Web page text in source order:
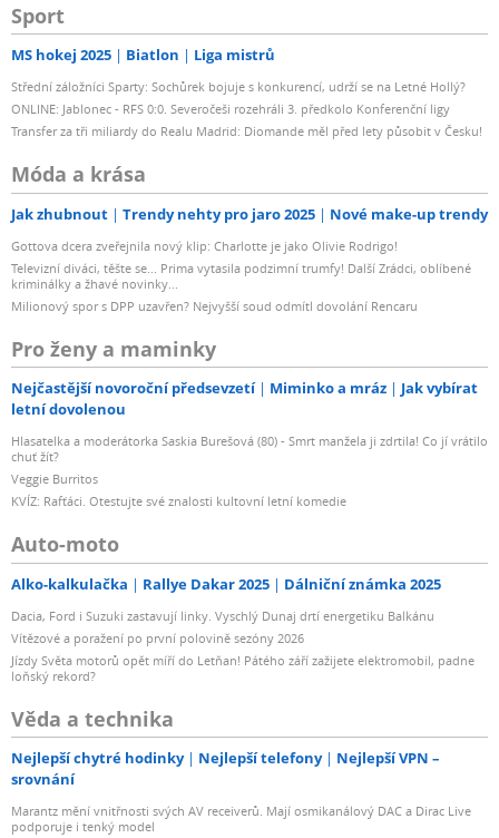
Sport
MS hokej 2025 Biatlon Liga mistrů
Střední záložníci Sparty: Sochůrek bojuje s konkurencí, udrží se na Letné Hollý?
ONLINE: Jablonec - RFS 0:0. Severočeši rozehráli 3. předkolo Konferenční ligy
Transfer za tři miliardy do Realu Madrid: Diomande měl před lety působit v Česku!
Móda a krása
Jak zhubnout Trendy nehty pro jaro 2025 Nové make-up trendy
Gottova dcera zveřejnila nový klip: Charlotte je jako Olivie Rodrigo!
Televizní diváci, těšte se... Prima vytasila podzimní trumfy! Další Zrádci, oblíbené
kriminálky a žhavé novinky...
Milionový spor s DPP uzavřen? Nejvyšší soud odmítl dovolání Rencaru
Pro ženy a maminky
Nejčastější novoroční předsevzetí Miminko a mráz
Jak vybírat
letní dovolenou
Hlasatelka a moderátorka Saskia Burešová (80) - Smrt manžela ji zdrtila! Co jí vrátilo
chuť žít?
Veggie Burritos
KVÍZ: Rafťáci. Otestujte své znalosti kultovní letní komedie
Auto-moto
Alko-kalkulačka Rallye Dakar 2025 Dálniční známka 2025
Dacia, Ford i Suzuki zastavují linky. Vyschlý Dunaj drtí energetiku Balkánu
Vítězové a poražení po první polovině sezóny 2026
Jízdy Světa motorů opět míří do Letňan! Pátého září zažijete elektromobil, padne
loňský rekord?
Věda a technika
Nejlepší chytré hodinky Nejlepší telefony
Nejlepší VPN –
srovnání
Marantz mění vnitřnosti svých AV receiverů. Mají osmikanálový DAC a Dirac Live
podporuje i tenký model